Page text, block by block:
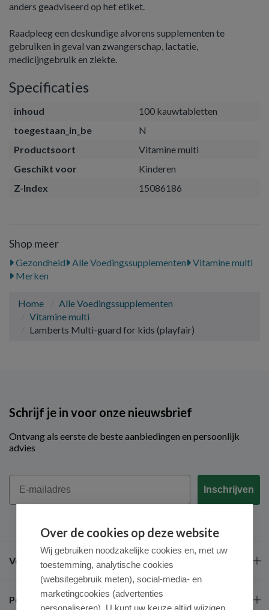
anders geadviseerd op het etiket.
Raadpleeg een deskundige alvorens supplementen te
gebruiken in geval van zwangerschap, lactatie,
medicijngebruik en ziekte.
Specificaties
inhoud
100 kauwtabletten
toegestaan_in_be
N
Productsoort
Vitamine multi
Geschikt voor
Kinderen
Z-Index
15086186
Shop meer
Gezondheid Alle Voedingssupplementen
Vitamine multi
Merken
Home
Alle Voedingssupplementen
Vitamine multi
Lamberts Multi-guard for kids (playfair)
Schrijf je in voor onze nieuwsbrief
Ontvang als eerste de beste aanbiedingen en persoonlijk
advies
Email
Inschrijven
Veel gestelde vragen
Populaire merken
Over de cookies op deze website
Wij gebruiken noodzakelijke cookies en, met uw
toestemming, analytische cookies
(websitegebruik meten), social-media- en
marketingcookies (advertenties
personaliseren). U kunt uw keuze altijd wijzigen